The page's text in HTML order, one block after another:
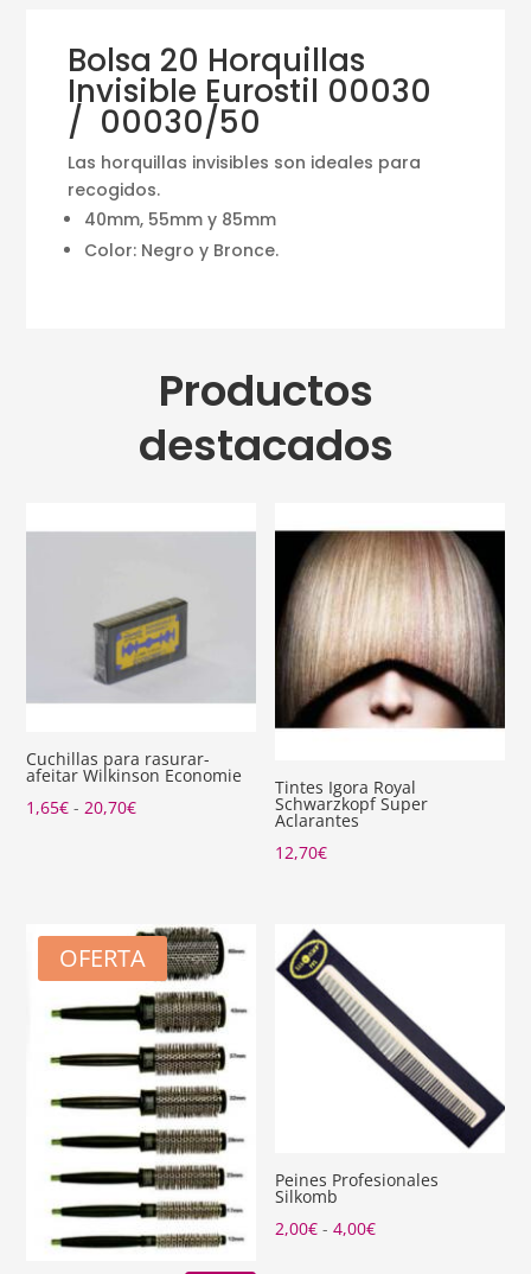
Bolsa 20 Horquillas
Invisible Eurostil 00030
/ 00030/50
Las horquillas invisibles son ideales para
recogidos.
40mm, 55mm y 85mm
Color: Negro y Bronce.
Productos
destacados
Cuchillas para rasurar-
afeitar Wilkinson Economie
1,65€ - 20,70€Rango
1,65€
hasta
20,70€
Tintes Igora Royal
Schwarzkopf Super
Aclarantes
12,70€
OFERTA
Peines Profesionales
Silkomb
2,00€ - 4,00€Rango